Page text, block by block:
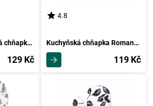
Bellatex Kuchyňská chňapka Květy šedorůžová, 28 x 18 cm
129 Kč
4.8
Kuchyňská chňapka Romantic, 18 x 28 cm
119 Kč